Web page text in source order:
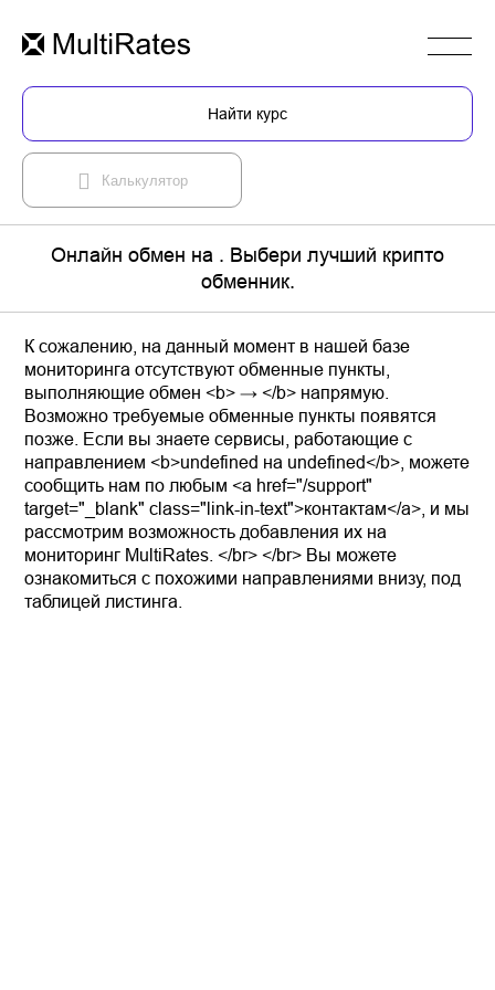
Найти курс
Калькулятор
Онлайн обмен на . Выбери лучший крипто
обменник.
К сожалению, на данный момент в нашей базе
мониторинга отсутствуют обменные пункты,
выполняющие обмен <b> → </b> напрямую.
Возможно требуемые обменные пункты появятся
позже. Если вы знаете сервисы, работающие с
направлением <b>undefined на undefined</b>, можете
сообщить нам по любым <a href="/support"
target="_blank" class="link-in-text">контактам</a>, и мы
рассмотрим возможность добавления их на
мониторинг MultiRates. </br> </br> Вы можете
ознакомиться с похожими направлениями внизу, под
таблицей листинга.